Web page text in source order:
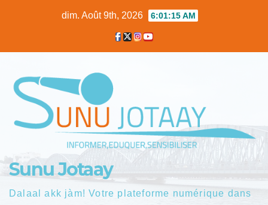
dim. Août 9th, 2026 6:01:16 AM
Sunu Jotaay
Dalaal akk jàm! Votre plateforme numérique dans